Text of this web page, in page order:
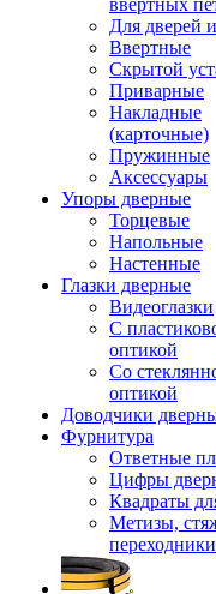
ввёртных
Для дверей
Ввертные
Скрытой
Приварные
Накладные
(карточные)
Пружинные
Аксессуары
Упоры дверные
Торцевые
Напольные
Настенные
Глазки дверные
Видеоглазки
С
оптикой
Со
оптикой
Доводчики
Фурнитура
Ответные
Цифры
Квадраты
Метизы,
переходники